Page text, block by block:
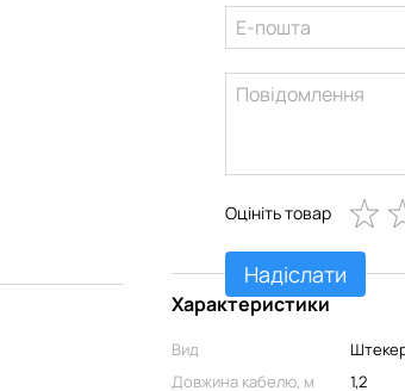
Оцініть товар
Надіслати
Характеристики
Вид
Довжина кабелю, м
1,2